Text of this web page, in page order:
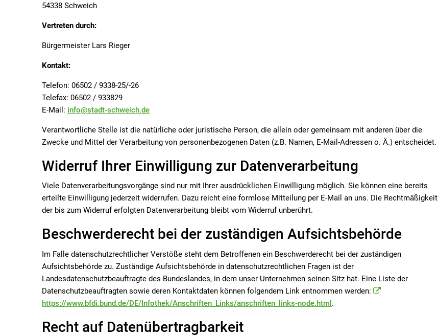
54338 Schweich
Vertreten durch:
Bürgermeister Lars Rieger
Kontakt:
Telefon: 06502 / 9338-25/-26
Telefax: 06502 / 933829
E-Mail: info@stadt-schweich.de
Verantwortliche Stelle ist die natürliche oder juristische Person, die allein oder gemeinsam mit anderen über die
Zwecke und Mittel der Verarbeitung von personenbezogenen Daten (z.B. Namen, E-Mail-Adressen o. Ä.) entscheidet.
Widerruf Ihrer Einwilligung zur Datenverarbeitung
Viele Datenverarbeitungsvorgänge sind nur mit Ihrer ausdrücklichen Einwilligung möglich. Sie können eine bereits
erteilte Einwilligung jederzeit widerrufen. Dazu reicht eine formlose Mitteilung per E-Mail an uns. Die Rechtmäßigkeit
der bis zum Widerruf erfolgten Datenverarbeitung bleibt vom Widerruf unberührt.
Beschwerderecht bei der zuständigen Aufsichtsbehörde
Im Falle datenschutzrechtlicher Verstöße steht dem Betroffenen ein Beschwerderecht bei der zuständigen
Aufsichtsbehörde zu. Zuständige Aufsichtsbehörde in datenschutzrechtlichen Fragen ist der
Landesdatenschutzbeauftragte des Bundeslandes, in dem unser Unternehmen seinen Sitz hat. Eine Liste der
Datenschutzbeauftragten sowie deren Kontaktdaten können folgendem Link entnommen werden:
https://www.bfdi.bund.de/DE/Infothek/Anschriften_Links/anschriften_links-node.html .
Recht auf Datenübertragbarkeit